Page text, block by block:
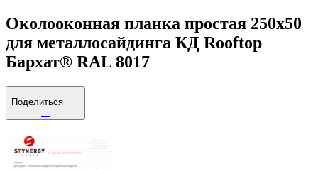
Околооконная планка простая 250х50
для металлосайдинга КД Rooftop
Бархат® RAL 8017
Поделиться